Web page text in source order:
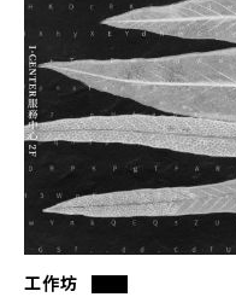
工作坊